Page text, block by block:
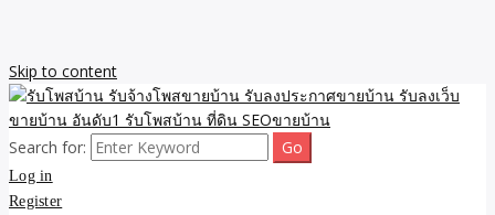
Skip to content
รับโพสบ้าน รับจ้างโพสขาย
รับจ้างโพสขายบ้าน รับลงเว็บขายบ้าน รับโพสบ้าน รับลงประกาศขาย
บ้าน โพสบ้าน ขายที่ดิน SEO อสังหา ราคาถูก รับลงขายบ้าน
Search for:
Log in
Register